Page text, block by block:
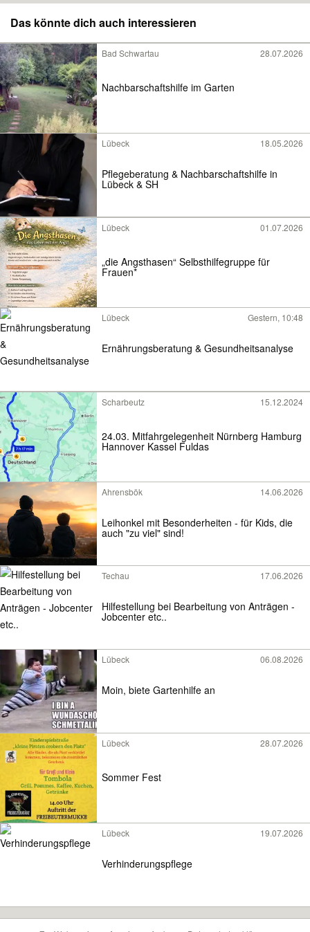
Das könnte dich auch interessieren
Bad Schwartau 28.07.2026
Nachbarschaftshilfe im Garten
Lübeck 18.05.2026
Pflegeberatung & Nachbarschaftshilfe in
Lübeck & SH
Lübeck 01.07.2026
„die Angsthasen“ Selbsthilfegruppe für
Frauen*
Lübeck Gestern, 10:48
Ernährungsberatung & Gesundheitsanalyse
Scharbeutz 15.12.2024
24.03. Mitfahrgelegenheit Nürnberg Hamburg
Hannover Kassel Fuldas
Ahrensbök 14.06.2026
Leihonkel mit Besonderheiten - für Kids, die
auch "zu viel" sind!
Techau 17.06.2026
Hilfestellung bei Bearbeitung von Anträgen -
Jobcenter etc..
Lübeck 06.08.2026
Moin, biete Gartenhilfe an
Lübeck 28.07.2026
Sommer Fest
Lübeck 19.07.2026
Verhinderungspflege